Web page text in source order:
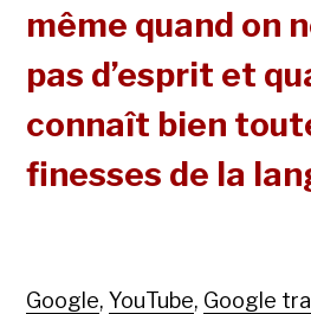
même quand on
pas d’esprit et
connaît bien
finesses de la
Google,YouTube, Google